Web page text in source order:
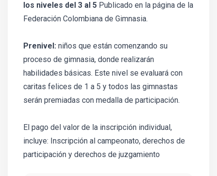
los niveles del 3 al 5 Publicado en la página de la
Federación Colombiana de Gimnasia.
Prenivel: niños que están comenzando su
proceso de gimnasia, donde realizarán
habilidades básicas. Este nivel se evaluará con
caritas felices de 1 a 5 y todos las gimnastas
serán premiadas con medalla de participación.
El pago del valor de la inscripción individual,
incluye: Inscripción al campeonato, derechos de
participación y derechos de juzgamiento